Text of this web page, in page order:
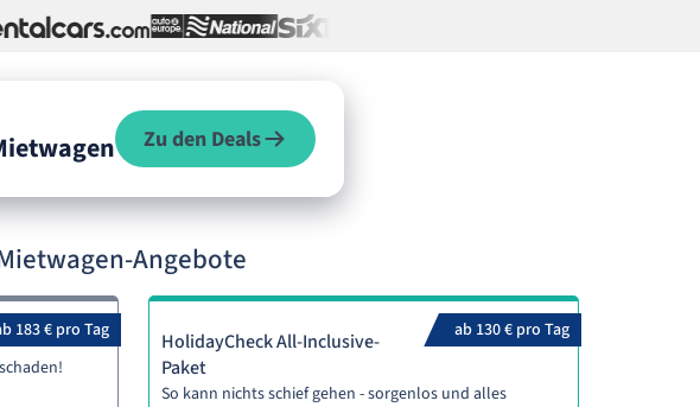
Zu den Deals
Angebote
183 € pro Tag ab 130 € pro Tag
HolidayCheck All-Inclusive-
Paket
So kann nichts schief gehen - sorgenlos und alles